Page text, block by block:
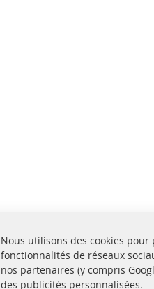
Nous utilisons des cookies
fonctionnalités de réseaux
nos partenaires (y compris
des publicités personnalisées.